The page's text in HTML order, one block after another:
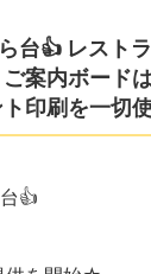
台👍 レスト
案内ボード
印刷を一切
👍